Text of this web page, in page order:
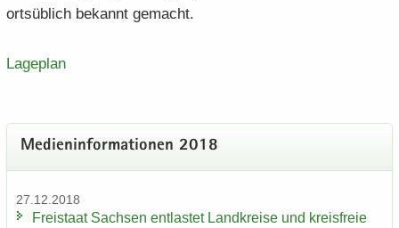
orts­üb­lich be­kannt ge­macht.
La­ge­plan
Me­di­en­in­for­ma­tio­nen 2018
27.12.2018
Frei­staat Sach­sen ent­las­tet Land­krei­se und kreis­freie